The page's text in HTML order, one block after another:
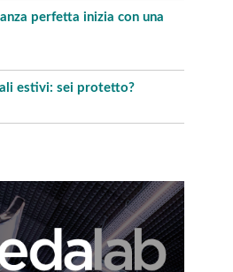
perfetta inizia con una
estivi: sei protetto?